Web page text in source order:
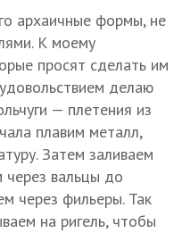
архаичные формы, не
К моему
просят сделать им
делаю
— плетения из
плавим металл,
Затем заливаем
через вальцы до
через фильеры. Так
на ригель, чтобы